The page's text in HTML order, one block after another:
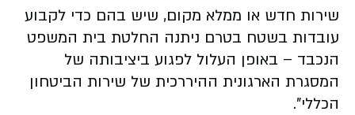
שירות חדש או ממלא מקום, שיש בהם כדי לקבוע
עובדות בשטח בטרם ניתנה החלטת בית המשפט
הנכבד – באופן העלול לפגוע ביציבותה של
המסגרת הארגונית ההיררכית של שירות הביטחון
הכללי".